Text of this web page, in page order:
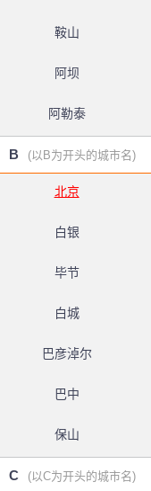
鞍山
阿坝
阿勒泰
B (以B为开头的城市名)
北京
白银
毕节
白城
巴彦淖尔
巴中
保山
C (以C为开头的城市名)